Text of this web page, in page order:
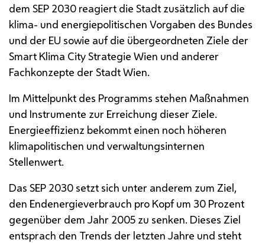
dem SEP 2030 reagiert die Stadt zusätzlich auf die
klima- und energiepolitischen Vorgaben des Bundes
und der EU sowie auf die übergeordneten Ziele der
Smart Klima City Strategie Wien und anderer
Fachkonzepte der Stadt Wien.
Im Mittelpunkt des Programms stehen Maßnahmen
und Instrumente zur Erreichung dieser Ziele.
Energieeffizienz bekommt einen noch höheren
klimapolitischen und verwaltungsinternen
Stellenwert.
Das SEP 2030 setzt sich unter anderem zum Ziel,
den Endenergieverbrauch pro Kopf um 30 Prozent
gegenüber dem Jahr 2005 zu senken. Dieses Ziel
entsprach den Trends der letzten Jahre und steht